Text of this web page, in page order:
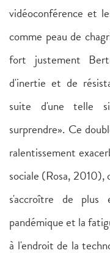
vidéoconférence et
comme peau de
fort justement
d'inertie et de
suite d'une telle
surprendre». Ce
ralentissement
sociale (Rosa,
s'accroître de plus
pandémique et la
à l'endroit de la